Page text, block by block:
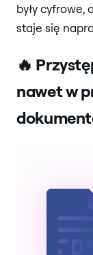
były cyfrowe,
staje się
🔥
nawet w